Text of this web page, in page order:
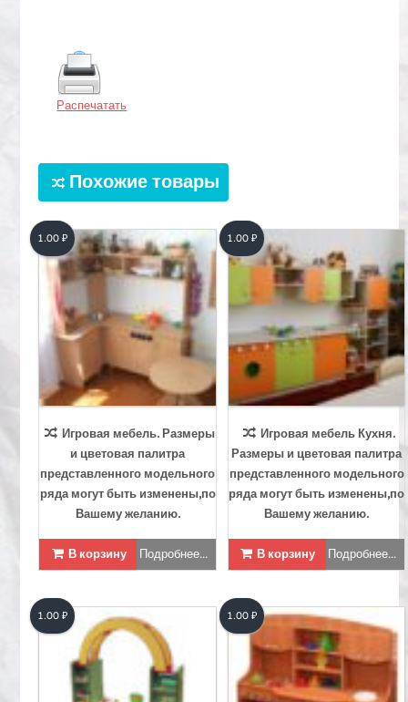
Распечатать
Похожие товары
Игровая мебель. Размеры
и цветовая палитра
представленного модельного
ряда могут быть изменены,по
Вашему желанию.
1.00₽
В корзину Подробнее...
Игровая мебель Кухня.
Размеры и цветовая палитра
представленного модельного
ряда могут быть изменены,по
Вашему желанию.
1.00 ₽
В корзину Подробнее...
1.00₽ 1.00 ₽